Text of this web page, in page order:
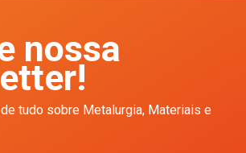
nossa
tudo sobre Metalurgia, Materiais e